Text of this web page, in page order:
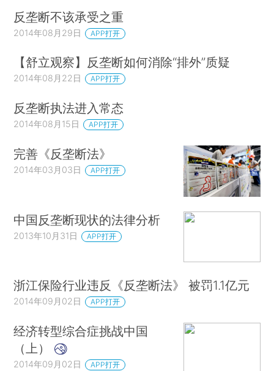
反垄断不该承受之重
2014年08月29日 APP打开
【舒立观察】反垄断如何消除“排外”质疑
2014年08月22日 APP打开
反垄断执法进入常态
2014年08月15日 APP打开
完善《反垄断法》
2014年03月03日 APP打开
中国反垄断现状的法律分析
2013年10月31日 APP打开
浙江保险行业违反《反垄断法》 被罚1.1亿元
2014年09月02日 APP打开
经济转型综合症挑战中国
（上）
2014年09月02日 APP打开